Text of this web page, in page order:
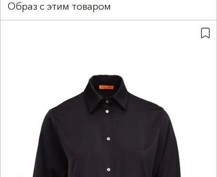
Образ с этим товаром